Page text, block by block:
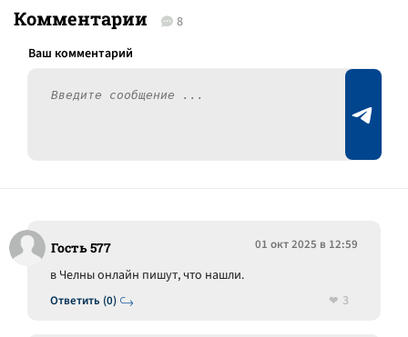
Комментарии 8
Гость 577 01 окт 2025 в 12:59
Ответить (0)
в Челны онлайн пишут, что нашли.
3